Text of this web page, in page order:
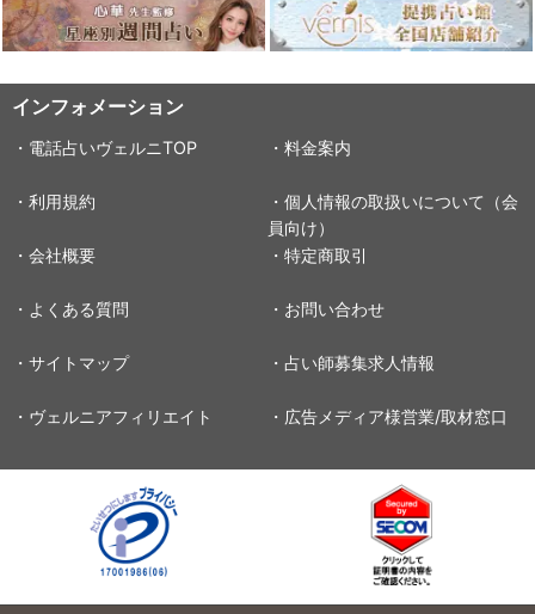
インフォメーション
・電話占いヴェルニTOP ・料金案内
・利用規約
・個人情報の取扱いについて（会
員向け）
・会社概要
・特定商取引
・よくある質問 ・お問い合わせ
・サイトマップ ・占い師募集求人情報
・ヴェルニアフィリエイト ・広告メディア様営業/取材窓口